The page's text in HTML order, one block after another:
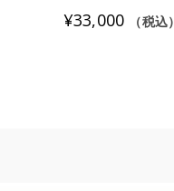
¥33,000 （税込）